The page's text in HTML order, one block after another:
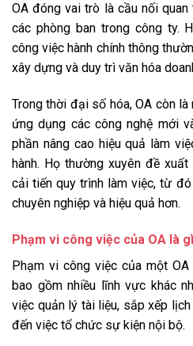
OA đóng vai trò là cầu nối
các phòng ban trong công ty.
công việc hành chính thông
xây dựng và duy trì văn hóa
Trong thời đại số hóa, OA còn
ứng dụng các công nghệ mới
phần nâng cao hiệu quả làm
hành. Họ thường xuyên đề
cải tiến quy trình làm việc, từ
chuyên nghiệp và hiệu quả hơn.
Phạm vi công việc của OA là
Phạm vi công việc của một
bao gồm nhiều lĩnh vực khác
việc quản lý tài liệu, sắp xếp
đến việc tổ chức sự kiện nội bộ.